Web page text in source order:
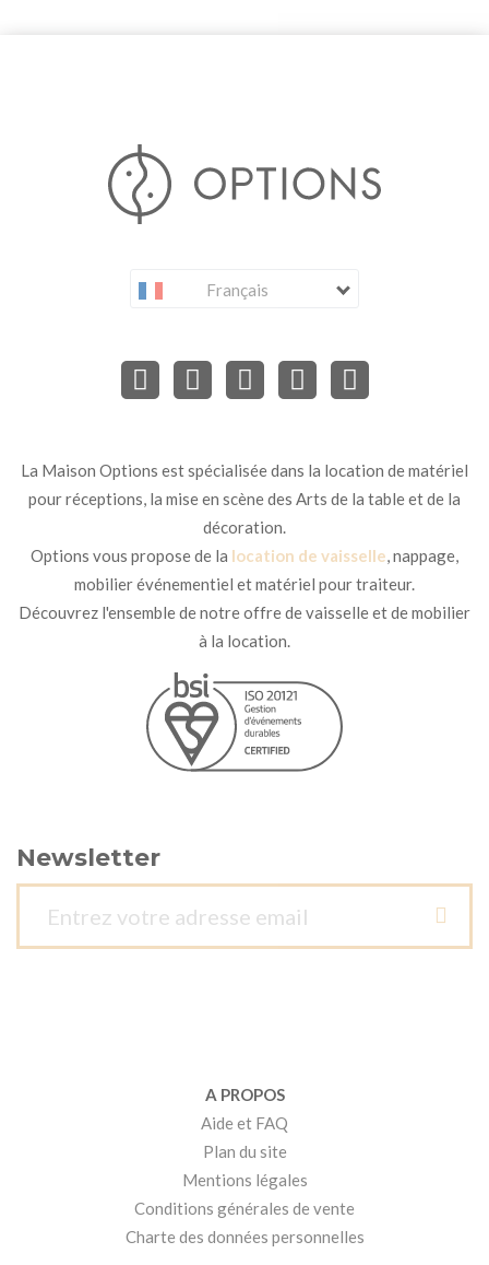
Français
La Maison Options est spécialisée dans la location de matériel
pour réceptions, la mise en scène des Arts de la table et de la
décoration.
Options vous propose de la location de vaisselle, nappage,
mobilier événementiel et matériel pour traiteur.
Découvrez l'ensemble de notre offre de vaisselle et de mobilier
à la location.
Newsletter
A PROPOS
Aide et FAQ
Plan du site
Mentions légales
Conditions générales de vente
Charte des données personnelles